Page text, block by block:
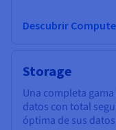
Descubrir Compute
Storage
Una completa
datos con total
óptima de sus